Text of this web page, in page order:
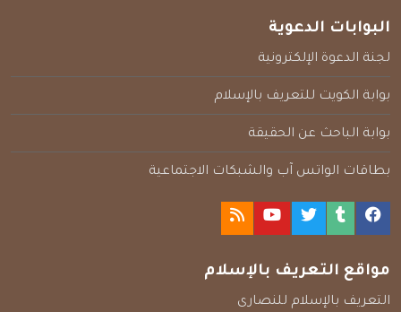
البوابات الدعوية
لجنة الدعوة الإلكترونية
بوابة الكويت للتعريف بالإسلام
بوابة الباحث عن الحقيقة
بطاقات الواتس آب والشبكات الاجتماعية
مواقع التعريف بالإسلام
التعريف بالإسلام للنصارى